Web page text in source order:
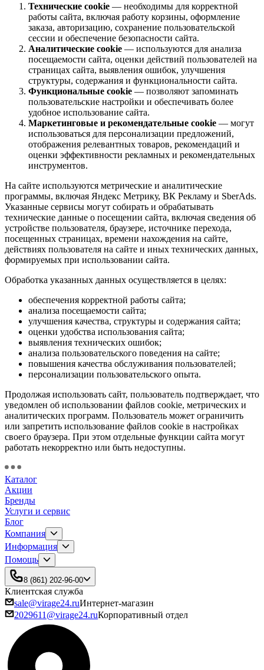
Технические cookie — необходимы для корректной
работы сайта, включая работу корзины, оформление
заказа, авторизацию, сохранение пользовательской
сессии и обеспечение безопасности сайта.
Аналитические cookie — используются для анализа
посещаемости сайта, оценки действий пользователей на
страницах сайта, выявления ошибок, улучшения
структуры, содержания и функциональности сайта.
Функциональные cookie — позволяют запоминать
пользовательские настройки и обеспечивать более
удобное использование сайта.
Маркетинговые и рекомендательные cookie — могут
использоваться для персонализации предложений,
отображения релевантных товаров, рекомендаций и
оценки эффективности рекламных и рекомендательных
инструментов.
На сайте используются метрические и аналитические
программы, включая Яндекс Метрику, ВК Рекламу и SberAds.
Указанные сервисы могут собирать и обрабатывать
технические данные о посещении сайта, включая сведения об
устройстве пользователя, браузере, источнике перехода,
посещенных страницах, времени нахождения на сайте,
действиях пользователя на сайте и иных технических данных,
формируемых при использовании сайта.
Обработка указанных данных осуществляется в целях:
обеспечения корректной работы сайта;
анализа посещаемости сайта;
улучшения качества, структуры и содержания сайта;
оценки удобства использования сайта;
выявления технических ошибок;
анализа пользовательского поведения на сайте;
повышения качества обслуживания пользователей;
персонализации пользовательского опыта.
Продолжая использовать сайт, пользователь подтверждает, что
уведомлен об использовании файлов cookie, метрических и
аналитических программ. Пользователь может ограничить
или запретить использование файлов cookie в настройках
своего браузера. При этом отдельные функции сайта могут
работать некорректно или быть недоступны.
Каталог
Акции
Бренды
Услуги и сервис
Блог
Компания
Информация
Помощь
8 (861) 202-96-00
Клиентская служба
sale@virage24.ruИнтернет-магазин
2029611@virage24.ruКорпоративный отдел